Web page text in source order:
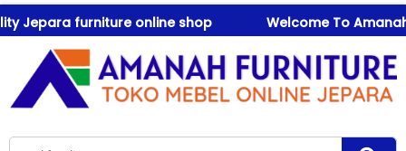
Jepara furniture online shop Welcome To